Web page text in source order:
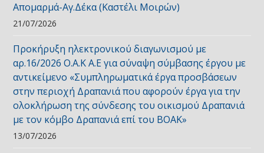
Απομαρμά-Αγ.Δέκα (Καστέλι Μοιρών)
21/07/2026
Προκήρυξη ηλεκτρονικού διαγωνισμού με
αρ.16/2026 Ο.Α.Κ Α.Ε για σύναψη σύμβασης έργου με
αντικείμενο «Συμπληρωματικά έργα προσβάσεων
στην περιοχή Δραπανιά που αφορούν έργα για την
ολοκλήρωση της σύνδεσης του οικισμού Δραπανιά
με τον κόμβο Δραπανιά επί του ΒΟΑΚ»
13/07/2026